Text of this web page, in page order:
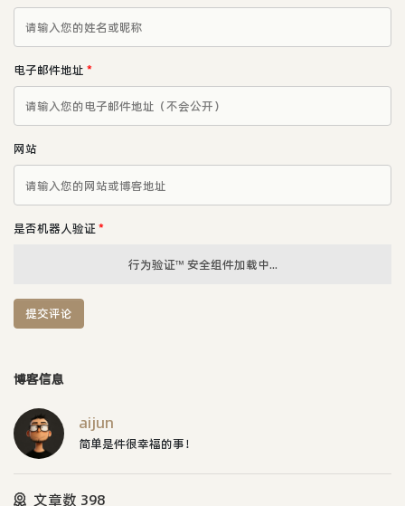
电子邮件地址 *
网站
是否机器人验证 *
行为验证™ 安全组件加载中...
提交评论
博客信息
aijun
简单是件很幸福的事！
文章数 398